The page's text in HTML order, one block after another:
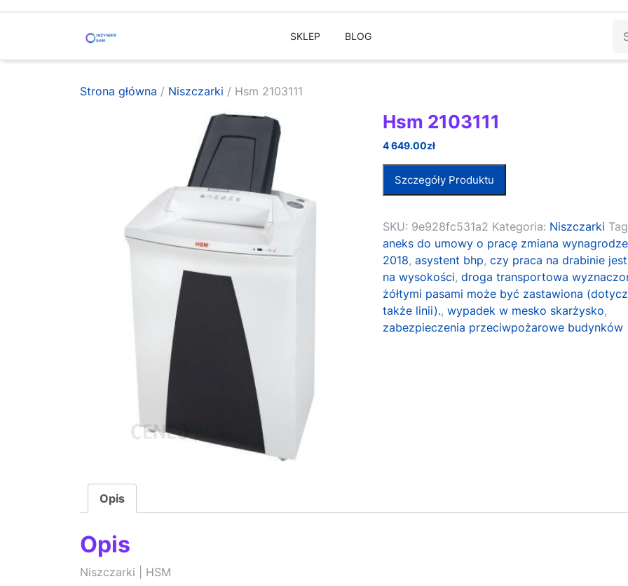
SKLEP BLOG
Strona główna / Niszczarki / Hsm 2103111
Hsm 2103111
4 649.00zł
Szczegóły Produktu
SKU: 9e928fc531a2 Kategoria: Niszczarki
aneks do umowy o pracę zmiana
2018,asystent bhp,czy praca na drabinie
na wysokości,droga transportowa
żółtymi pasami może być zastawiona
także linii).,wypadek w mesko skarżysko,
zabezpieczenia przeciwpożarowe budynków
Opis
Opis
Niszczarki | HSM